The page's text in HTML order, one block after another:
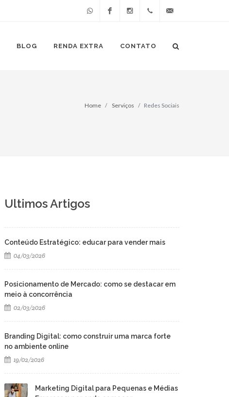
BLOG RENDA EXTRA CONTATO
Home Serviços Redes Sociais
Ultimos Artigos
Conteúdo Estratégico: educar para vender mais
04/03/2026
Posicionamento de Mercado: como se destacar em
meio à concorrência
02/03/2026
Branding Digital: como construir uma marca forte
no ambiente online
19/02/2026
Marketing Digital para Pequenas e Médias